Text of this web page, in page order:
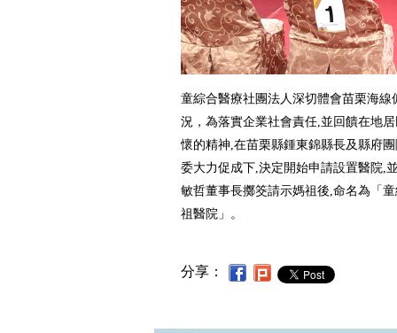
童綜合醫療社團法人深切體會苗栗海
況，為落實企業社會責任,並回饋在地
懷的精神,在苗栗縣鍾東錦縣長及縣府
委大力促成下,決定開始申請設置醫院,
敏哲董事長擲筊請示媽祖後,命名為「
祖醫院」。
分享：